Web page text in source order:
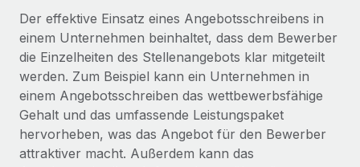
Integrierte HR-Kernfunktionen für dein Team
Verknüpfen
Neu
Verknüpfung beliebiger KI-Tools mit Remote über unser
MCP
Integrationen
Prozessoptimierung mit unverzichtbaren Business-
Globale HR für Konzerne und Großunternehmen
PARTNER WERDEN
Strategische Technologiepartner
Flexible Einbettung von Global-HR-Funktionen in deine
Plattform
HR-Glossar
Checklisten und Vorlagen
Bibliothek für Stellenbeschreibungen
Webinare
Events
Português (Portugal)
日本語
한국어
中文（简体）
Der effektive Einsatz eines Angebotsschreibens in
einem Unternehmen beinhaltet, dass dem Bewerber
die Einzelheiten des Stellenangebots klar mitgeteilt
werden. Zum Beispiel kann ein Unternehmen in
einem Angebotsschreiben das wettbewerbsfähige
Gehalt und das umfassende Leistungspaket
hervorheben, was das Angebot für den Bewerber
attraktiver macht. Außerdem kann das